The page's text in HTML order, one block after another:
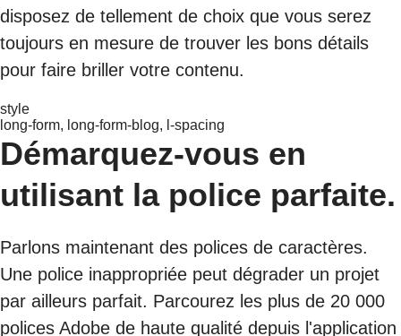
disposez de tellement de choix que vous serez
toujours en mesure de trouver les bons détails
pour faire briller votre contenu.
style
long-form, long-form-blog, l-spacing
Démarquez-vous en
utilisant la police parfaite.
Parlons maintenant des polices de caractères.
Une police inappropriée peut dégrader un projet
par ailleurs parfait. Parcourez les plus de 20 000
polices Adobe de haute qualité depuis l'application